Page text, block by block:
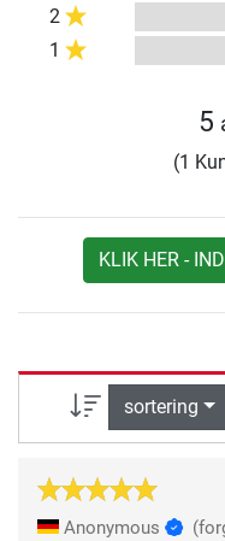
2
1
5
(1
KLIK HER -
sortering
Anonymous